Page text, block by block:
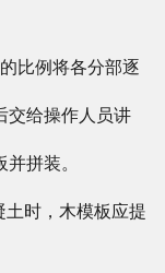
行业知识
人才招聘
比例将各分部逐
交给操作人员讲
拼装。
时，木模板应提